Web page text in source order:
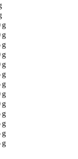
g
g
g
g
g
g
g
g
g
g
g
g
g